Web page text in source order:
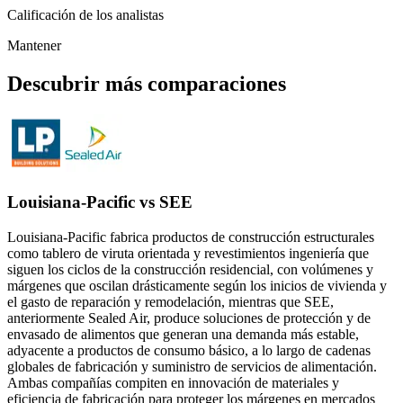
Calificación de los analistas
Mantener
Descubrir más comparaciones
Louisiana-Pacific vs SEE
Louisiana-Pacific fabrica productos de construcción estructurales
como tablero de viruta orientada y revestimientos ingeniería que
siguen los ciclos de la construcción residencial, con volúmenes y
márgenes que oscilan drásticamente según los inicios de vivienda y
el gasto de reparación y remodelación, mientras que SEE,
anteriormente Sealed Air, produce soluciones de protección y de
envasado de alimentos que generan una demanda más estable,
adyacente a productos de consumo básico, a lo largo de cadenas
globales de fabricación y suministro de servicios de alimentación.
Ambas compañías compiten en innovación de materiales y
eficiencia de fabricación para proteger los márgenes en mercados